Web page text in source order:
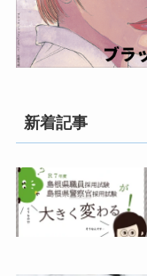
新着記事